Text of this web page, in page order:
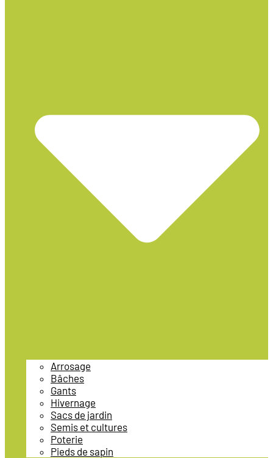
Arrosage
Bâches
Gants
Hivernage
Sacs de jardin
Semis et cultures
Poterie
Pieds de sapin